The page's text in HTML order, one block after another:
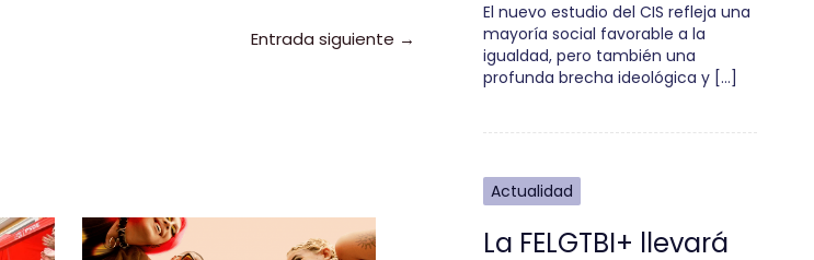
Entrada siguiente →
El nuevo estudio del CIS refleja una
mayoría social favorable a la
igualdad, pero también una
profunda brecha ideológica y […]
Actualidad
La FELGTBI+ llevará